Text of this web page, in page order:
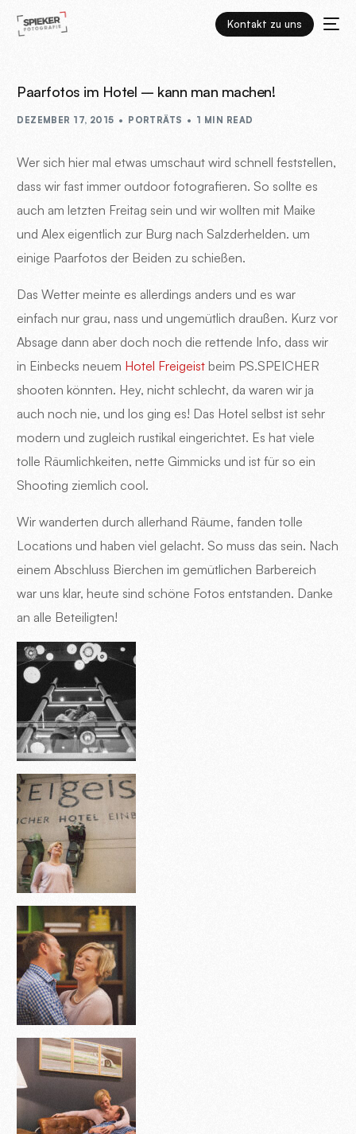
Kontakt zu uns
Paarfotos im Hotel – kann man machen!
DEZEMBER 17, 2015 PORTRÄTS 1 MIN READ
Wer sich hier mal etwas umschaut wird schnell feststellen,
dass wir fast immer outdoor fotografieren. So sollte es
auch am letzten Freitag sein und wir wollten mit Maike
und Alex eigentlich zur Burg nach Salzderhelden. um
einige Paarfotos der Beiden zu schießen.
Das Wetter meinte es allerdings anders und es war
einfach nur grau, nass und ungemütlich draußen. Kurz vor
Absage dann aber doch noch die rettende Info, dass wir
in Einbecks neuem Hotel Freigeist beim PS.SPEICHER
shooten könnten. Hey, nicht schlecht, da waren wir ja
auch noch nie, und los ging es! Das Hotel selbst ist sehr
modern und zugleich rustikal eingerichtet. Es hat viele
tolle Räumlichkeiten, nette Gimmicks und ist für so ein
Shooting ziemlich cool.
Wir wanderten durch allerhand Räume, fanden tolle
Locations und haben viel gelacht. So muss das sein. Nach
einem Abschluss Bierchen im gemütlichen Barbereich
war uns klar, heute sind schöne Fotos entstanden. Danke
an alle Beteiligten!